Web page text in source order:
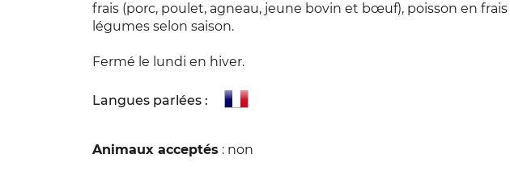
frais (porc, poulet, agneau, jeune bovin et bœuf), poisson en
légumes selon saison.
Fermé le lundi en hiver.
Langues parlées :
Animaux acceptés : non